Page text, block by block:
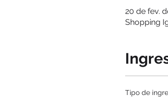
20 de fev.
Shopping
Tipo de